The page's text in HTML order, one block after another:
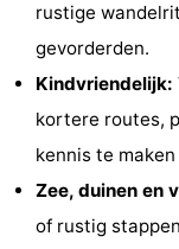
Domburg
Hof
Domburg
Westhove
Last
minutes
Strand
Zien
rustige
gevorderden.
Kindvriendelijk:
kortere routes,
kennis te
Zee, duinen en
of rustig